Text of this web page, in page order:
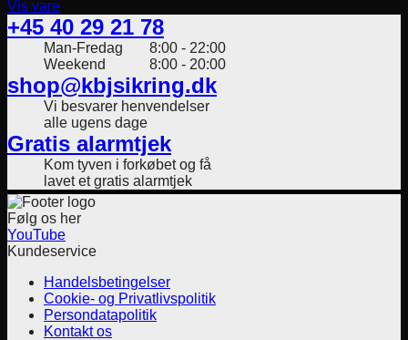
Vis vare
+45 40 29 21 78
Man-Fredag
8:00 - 22:00
Weekend
8:00 - 20:00
shop@kbjsikring.dk
Vi besvarer henvendelser
alle ugens dage
Gratis alarmtjek
Kom tyven i forkøbet og få
lavet et gratis alarmtjek
Følg os her
YouTube
Kundeservice
Handelsbetingelser
Cookie- og Privatlivspolitik
Persondatapolitik
Kontakt os